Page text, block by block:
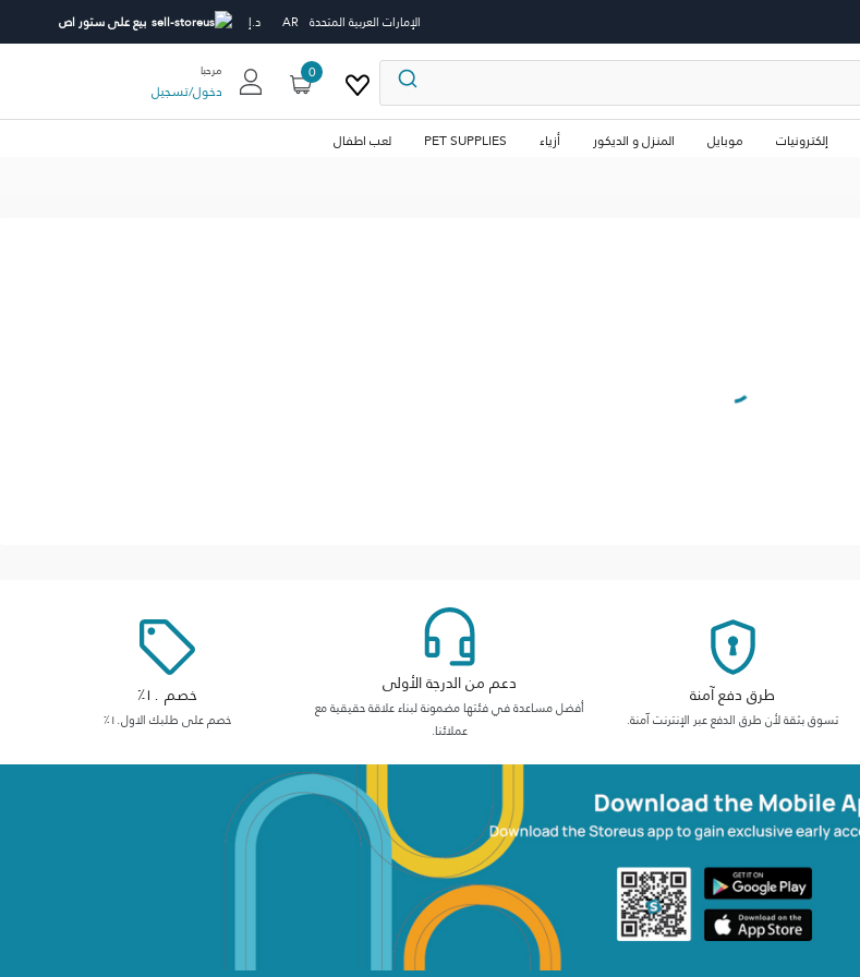
الإمارات العربية المتحدة AR د.إ بيع على ستور اص
0 مرحبا
دخول/تسجيل
إلكترونيات موبايل المنزل و الديكور أزياء PET SUPPLIES
لعب اطفال
طرق دفع آمنة
تسوق بثقة لأن طرق الدفع عبر الإنترنت آمنة.
دعم من الدرجة الأولى
أفضل مساعدة في فئتها مضمونة لبناء علاقة حقيقية مع
عملائنا.
خصم ١٠٪
خصم على طلبك الاول١٠٪